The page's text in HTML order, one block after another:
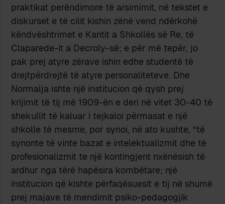
praktikat perëndimore të arsimimit, në tekstet e
diskurset e të cilit kishin zënë vend ndërkohë
këndvështrimet e Kantit a Shkollës së Re, të
Claparede-it a Decroly-së; e për më tepër, jo
pak prej atyre zërave ishin edhe studentë të
drejtpërdrejtë të atyre personaliteteve. Dhe
Normalja ishte një institucion që qysh prej
krijimit të tij më 1909-ën e deri në vitet 30-40 të
shekullit të kaluar i tejkaloi përmasat e një
shkolle të mesme, por synoi, në ato kushte, “të
synonte të vinte bazat e intelektualizmit dhe të
profesionalizmit te një kontingjent nxënësish të
ardhur nga tërë hapësira kombëtare; një
institucion që kishte përfaqësuesit e tij në shumë
prej majave të mendimit psiko-pedagogjik